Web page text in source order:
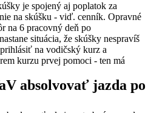
je spojený aj poplatok za
na skúšku - viď. cenník. Opravné
na 6 pracovný deň po
situácia, že skúšky nespravíš
na vodičský kurz a
kurzu prvej pomoci - ten má
absolvovať jazda po